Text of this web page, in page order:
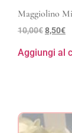
Maggiolino
10,00€8,50€
Aggiungi al